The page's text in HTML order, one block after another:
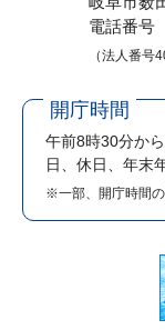
電話番号
（法人番号
開庁時間
午前8時30分か
日、休日、年末
※一部、開庁時間の